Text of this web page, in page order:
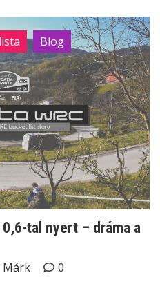
Blog
tal nyert – dráma a
Márk
0